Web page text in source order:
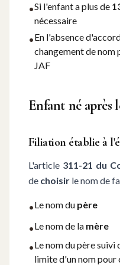
•Si l'enfant a plus de
nécessaire
•En l'absence
changement de nom
JAF
Enfant né après
Filiation établie à
L'article 311-21 du
de choisir le nom de
•Le nom du père
•Le nom de la mère
•Le nom du père suivi
limite d'un nom pour